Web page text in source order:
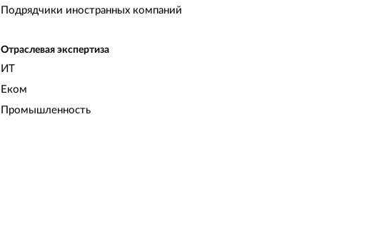
Подрядчики иностранных компаний
Отраслевая экспертиза
ИТ
Еком
Промышленность